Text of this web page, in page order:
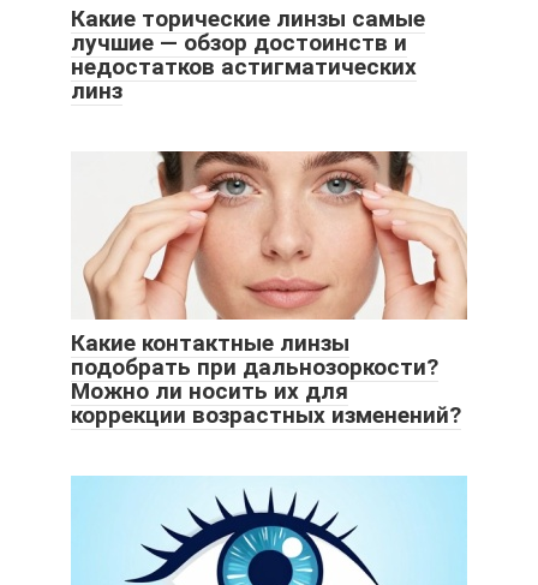
Какие торические линзы самые
лучшие — обзор достоинств и
недостатков астигматических
линз
Какие контактные линзы
подобрать при дальнозоркости?
Можно ли носить их для
коррекции возрастных изменений?